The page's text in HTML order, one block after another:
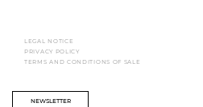
NEWSLETTER
LEGAL NOTICE
PRIVACY POLICY
TERMS AND CONDITIONS OF SALE